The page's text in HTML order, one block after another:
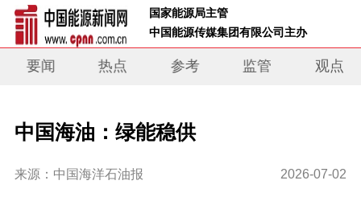
国家能源局主管
中国能源传媒集团有限公司主办
要闻 热点 参考 监管 观点
中国海油：绿能稳供
来源：中国海洋石油报 2026-07-02